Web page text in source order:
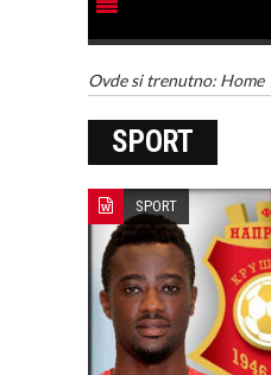
Ovde si trenutno: Home
SPORT
SPORT